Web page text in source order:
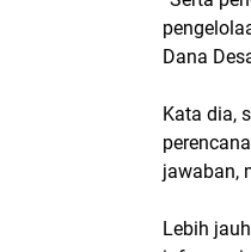
Dana
Kata dia,
jawaban,
Lebih